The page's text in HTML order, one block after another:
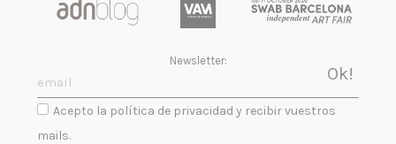
Newsletter:
Acepto la política de privacidad y recibir vuestros
mails.